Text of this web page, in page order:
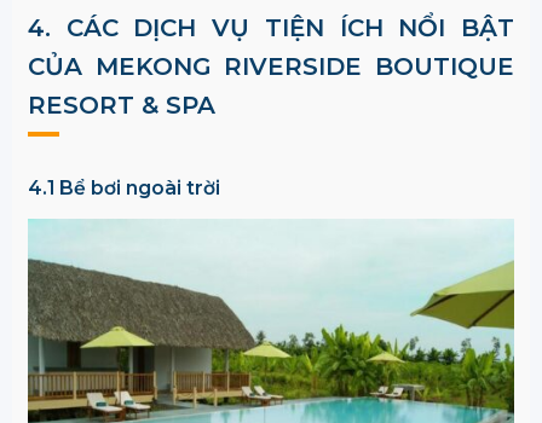
4. CÁC DỊCH VỤ TIỆN ÍCH NỔI BẬT
CỦA MEKONG RIVERSIDE BOUTIQUE
RESORT & SPA
4.1 Bể bơi ngoài trời